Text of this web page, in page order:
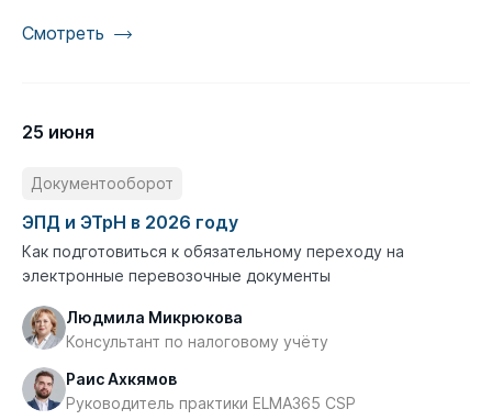
Смотреть
25 июня
Документооборот
ЭПД и ЭТрН в 2026 году
Как подготовиться к обязательному переходу на
электронные перевозочные документы
Людмила Микрюкова
Консультант по налоговому учёту
Раис Ахкямов
Руководитель практики ELMA365 CSP